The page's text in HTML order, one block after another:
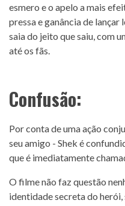
esmero e o apelo a mais
pressa e ganância de
saia do jeito que saiu, com
até os fãs.
Confusão:
Por conta de uma ação
seu amigo - Shek é
que é imediatamente
O filme não faz questão
identidade secreta do